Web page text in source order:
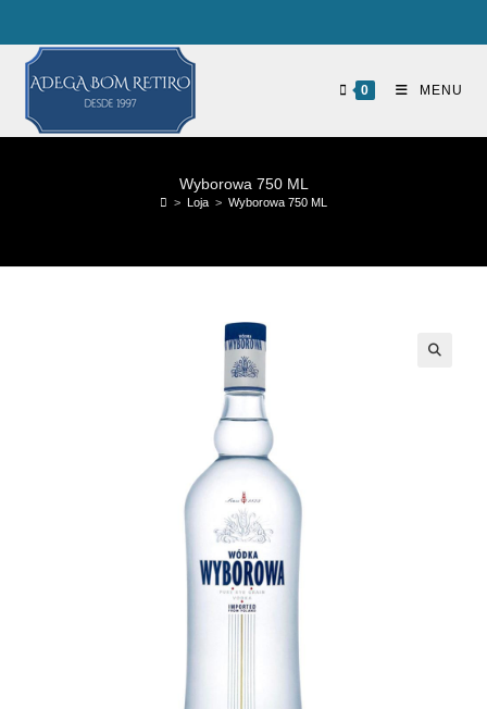
0 MENU
Wyborowa 750 ML
> Loja > Wyborowa 750 ML